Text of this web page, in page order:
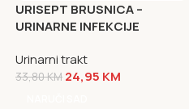
URISEPT BRUSNICA –
URINARNE INFEKCIJE
Urinarni trakt
33,80KM 24,95 KM